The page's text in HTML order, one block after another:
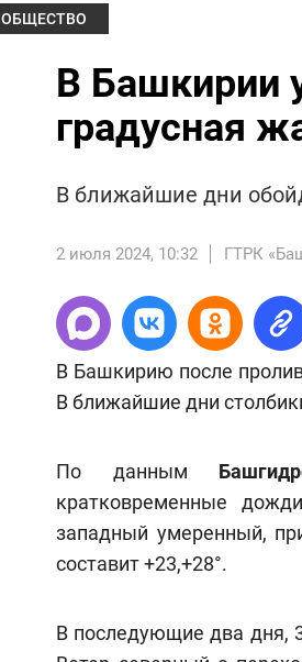
ОБЩЕСТВО
В Башкирии
градусная
В ближайшие дни
2 июля 2024, 10:32 ГТРК
В Башкирию после
В ближайшие дни
По данным
кратковременные
западный умеренный,
составит +23,+28°.
В последующие два дня,